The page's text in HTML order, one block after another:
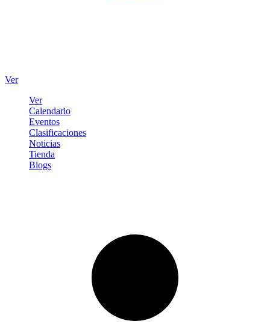
Ver
Ver
Calendario
Eventos
Clasificaciones
Noticias
Tienda
Blogs